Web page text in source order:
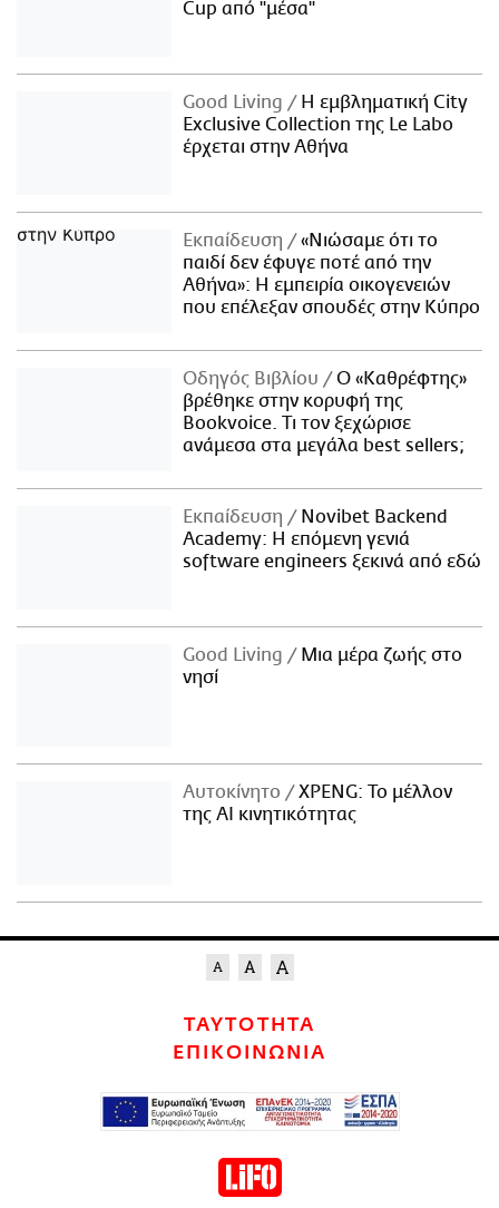
Cup από "μέσα"
Good Living
Η εμβληματική City
Exclusive Collection της Le Labo
έρχεται στην Αθήνα
Εκπαίδευση
«Νιώσαμε ότι το
παιδί δεν έφυγε ποτέ από την
Αθήνα»: Η εμπειρία οικογενειών
που επέλεξαν σπουδές στην Κύπρο
Οδηγός Βιβλίου
Ο «Καθρέφτης»
βρέθηκε στην κορυφή της
Bookvoice. Τι τον ξεχώρισε
ανάμεσα στα μεγάλα best sellers;
Εκπαίδευση
Novibet Backend
Academy: Η επόμενη γενιά
software engineers ξεκινά από εδώ
Good Living
Μια μέρα ζωής στο
νησί
Αυτοκίνητο
XPENG: Το μέλλον
της AI κινητικότητας
ΤΑΥΤΟΤΗΤΑ
ΕΠΙΚΟΙΝΩΝΙΑ